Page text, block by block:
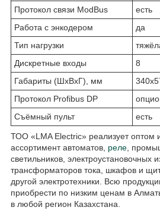
Протокол связи ModBus
есть
Работа с энкодером
да
Тип нагрузки
Дискретные входы
8
Габариты (ШхВхГ), мм
Протокол Profibus DP
Съёмный пульт
есть
ТОО «LMA Electric» реализует оптом
ассортимент автоматов, реле,
светильников, электроустановочных
трансформаторов тока, шкафов и
другой электротехники. Всю
приобрести по низким ценам в
в любой регион Казахстана.